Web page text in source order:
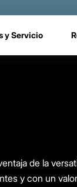
y Servicio
de la
y con un